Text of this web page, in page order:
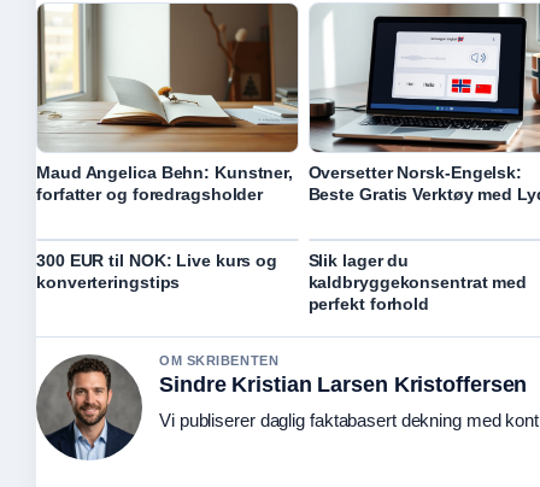
Maud Angelica Behn: Kunstner,
forfatter og foredragsholder
Oversetter Norsk-Engelsk:
Beste Gratis Verktøy med
300 EUR til NOK: Live kurs og
konverteringstips
Slik lager du
kaldbryggekonsentrat med
perfekt forhold
OM SKRIBENTEN
Sindre Kristian Larsen Kristoffersen
Vi publiserer daglig faktabasert dekning med